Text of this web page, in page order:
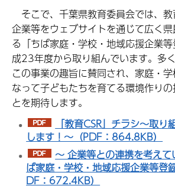
そこで、千葉県教育委員会では、
企業等をウェブサイトを通じて広く
る「ちば家庭・学校・地域応援企業
成23年度から取り組んでいます。多
この事業の趣旨に賛同され、家庭・
なって子どもたちを育てる環境作り
とを期待します。
「教育CSR」チラシ～取
します！～（PDF：864.8KB）
～ 企業等との連携を考え
ば家庭・学校・地域応援企業等登
DF：672.4KB）